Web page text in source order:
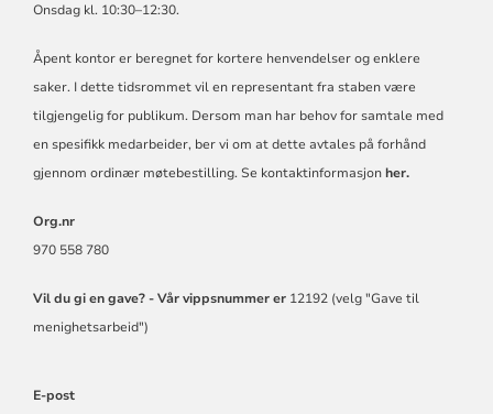
Onsdag kl. 10:30–12:30.
Åpent kontor er beregnet for kortere henvendelser og enklere
saker. I dette tidsrommet vil en representant fra staben være
tilgjengelig for publikum. Dersom man har behov for samtale med
en spesifikk medarbeider, ber vi om at dette avtales på forhånd
gjennom ordinær møtebestilling. Se kontaktinformasjon her.
Org.nr
970 558 780
Vil du gi en gave? -Vår vippsnummer er 12192 (velg "Gave til
menighetsarbeid")
E-post